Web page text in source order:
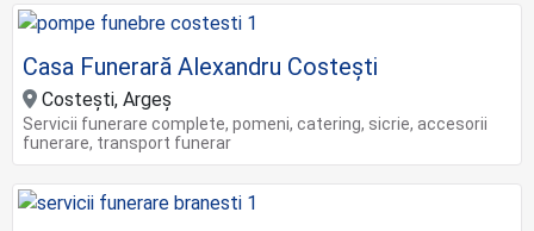
Casa Funerară Alexandru Costești
Costești, Argeș
Servicii funerare complete, pomeni, catering, sicrie, accesorii
funerare, transport funerar